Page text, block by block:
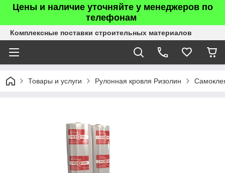
Цены и наличие уточняйте у менеджеров по
телефонам
Комплексные поставки строительных материалов
Товары и услуги Рулонная кровля Ризолин